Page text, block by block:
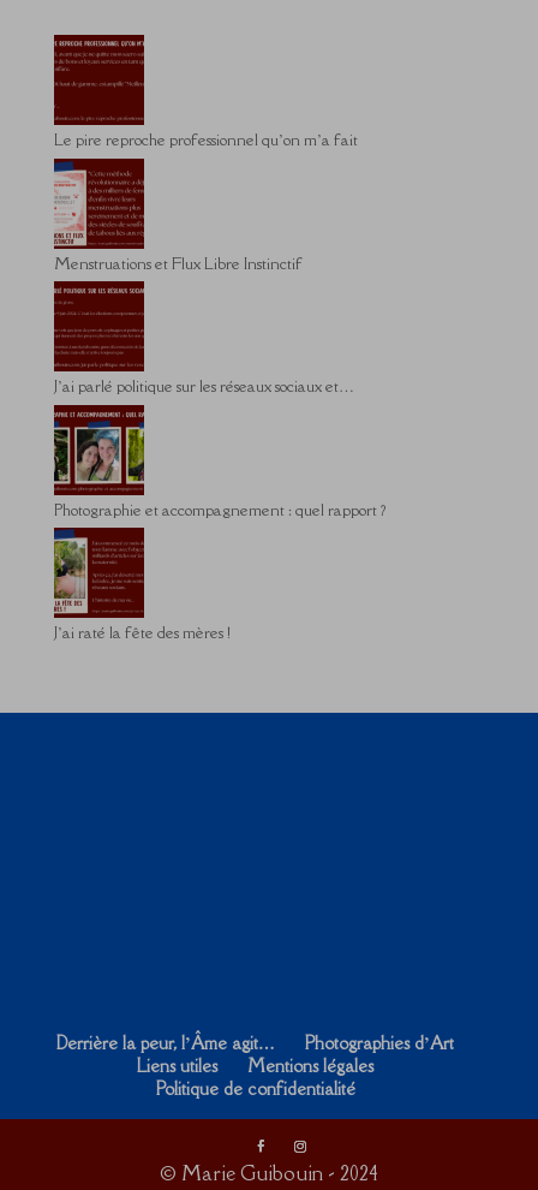
Le pire reproche professionnel qu’on m’a fait
Menstruations et Flux Libre Instinctif
J’ai parlé politique sur les réseaux sociaux et…
Photographie et accompagnement : quel rapport ?
J’ai raté la fête des mères !
Derrière la peur, l’Âme agit…
Photographies d’Art
Liens utiles
Mentions légales
Politique de confidentialité
© Marie Guibouin - 2024